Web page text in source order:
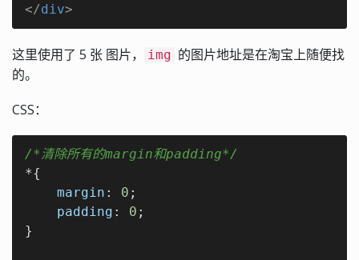
</div>
这里使用了 5 张 图片， img 的图片地址是在淘宝上随便找
的。
CSS：
/*清除所有的margin和padding*/
*{
margin : 0 ;
padding : 0 ;
}